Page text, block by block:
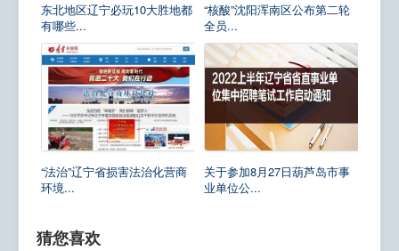
东北地区辽宁必玩10大胜地都
有哪些...
“核酸”沈阳浑南区公布第二轮
全员...
“法治”辽宁省损害法治化营商
环境...
关于参加8月27日葫芦岛市事
业单位公...
猜您喜欢